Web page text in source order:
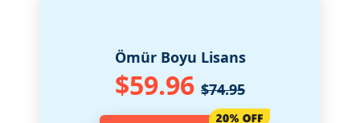
Ömür Boyu Lisans
$59.96 $74.95